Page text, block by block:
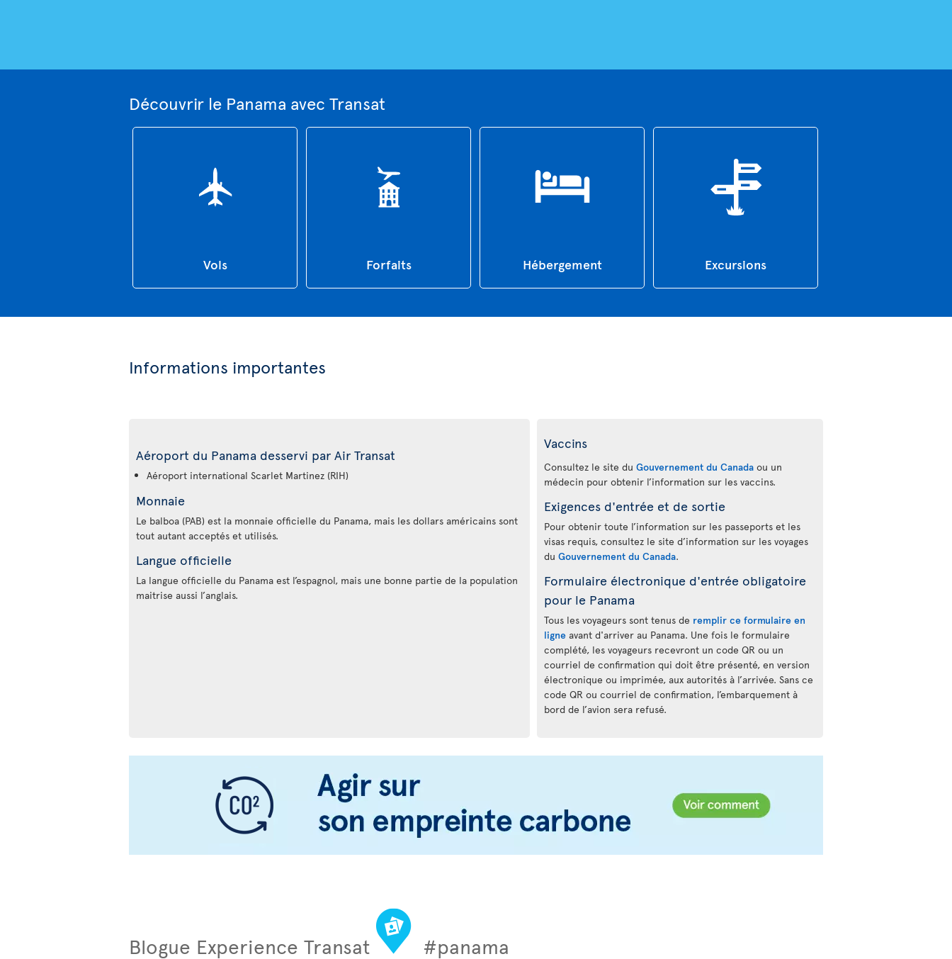
Découvrir le Panama avec Transat
Vols Forfaits Hébergement Excursions
Informations importantes
Aéroport du Panama desservi par Air Transat
Aéroport international Scarlet Martinez (RIH)
Monnaie
Le balboa (PAB) est la monnaie officielle du Panama, mais les dollars américains sont
tout autant acceptés et utilisés.
Langue officielle
La langue officielle du Panama est l’espagnol, mais une bonne partie de la population
maitrise aussi l’anglais.
Vaccins
Consultez le site du Gouvernement du Canadaou un
médecin pour obtenir l’information sur les vaccins.
Exigences d'entrée et de sortie
Pour obtenir toute l’information sur les passeports et les
visas requis, consultez le site d’information sur les voyages
du Gouvernement du Canada.
Formulaire électronique d'entrée obligatoire
pour le Panama
Tous les voyageurs sont tenus de remplir ce formulaire en
ligneavant d'arriver au Panama. Une fois le formulaire
complété, les voyageurs recevront un code QR ou un
courriel de confirmation qui doit être présenté, en version
électronique ou imprimée, aux autorités à l’arrivée. Sans ce
code QR ou courriel de confirmation, l’embarquement à
bord de l’avion sera refusé.
Blogue Experience Transat #panama